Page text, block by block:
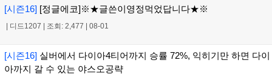
[시즌16] [정글에코]※★글쓴이영정먹었답니다★※
| 디드1207 | 조회: 2,477 | 08-01
[시즌16] 실버에서 다이아4티어까지 승률 72%, 익히기만 하면 다이
아까지 갈 수 있는 야스오공략